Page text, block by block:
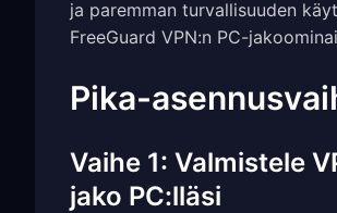
ja paremman turvallisuuden
FreeGuard VPN:n PC-
Pika-
Vaihe 1: Valmistele
jako PC:lläsi